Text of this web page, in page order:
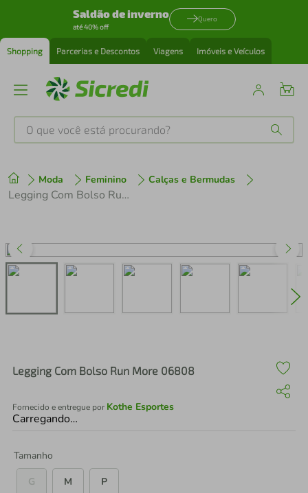
Saldão de inverno
até 40% off
Quero
Shopping Parcerias e Descontos Viagens Imóveis e Veículos
O que você está procurando?
Moda Feminino Calças e Bermudas
Legging Com Bolso Run More 06808
Legging Com Bolso Run More 06808
Fornecido e entregue por Kothe Esportes
Carregando…
Tamanho
G
M P
1º tenis
perfume